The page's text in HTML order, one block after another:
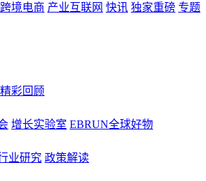
跨境电商 产业互联网 快讯 独家重磅 专题
精彩回顾
增长实验室 EBRUN全球好物
业研究 政策解读